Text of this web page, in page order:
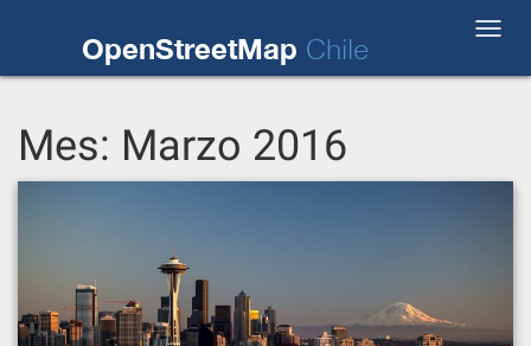
OpenStreetMap Chile
Mes: Marzo 2016